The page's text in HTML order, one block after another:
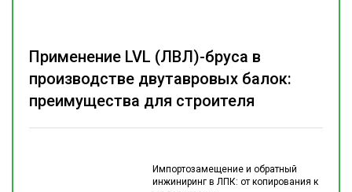
Импортозамещение и обратный
инжиниринг в ЛПК: от копирования к
Применение LVL (ЛВЛ)-бруса в
производстве двутавровых балок:
преимущества для строителя